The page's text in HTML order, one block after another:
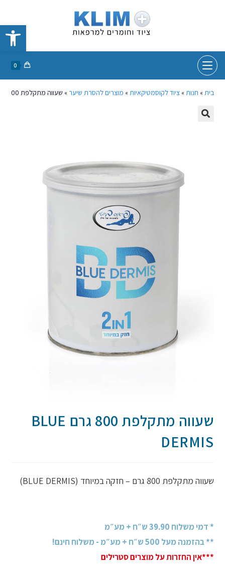
פתח סרגל נגישות
0
בית» חנות»ציוד לקוסמטיקאיות» מוצרים להסרת שיער » שעווה מתקלפת 800 גרם BLUE DERMIS
שעווה מתקלפת 800 גרם BLUE
DERMIS
שעווה מתקלפת 800 גרם – חזקה במיוחד (BLUE DERMIS)
* דמי משלוח 39.90 ש״ח + מע״מ
** בהזמנה מעל 500 ש״ח + מע״מ - משלוח חינם!
***אין החזרות על מוצרים סטרילים